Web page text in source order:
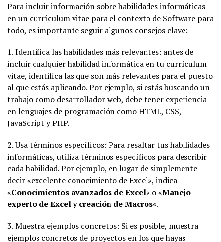
Para incluir información sobre habilidades informáticas
en un currículum vitae para el contexto de Software para
todo, es importante seguir algunos consejos clave:
1. Identifica las habilidades más relevantes: antes de
incluir cualquier habilidad informática en tu currículum
vitae, identifica las que son más relevantes para el puesto
al que estás aplicando. Por ejemplo, si estás buscando un
trabajo como desarrollador web, debe tener experiencia
en lenguajes de programación como HTML, CSS,
JavaScript y PHP.
2. Usa términos específicos: Para resaltar tus habilidades
informáticas, utiliza términos específicos para describir
cada habilidad. Por ejemplo, en lugar de simplemente
decir «excelente conocimiento de Excel», indica
«Conocimientos avanzados de Excel» o «Manejo
experto de Excel y creación de Macros«.
3. Muestra ejemplos concretos: Si es posible, muestra
ejemplos concretos de proyectos en los que hayas